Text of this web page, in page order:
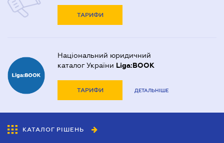
ТАРИФИ
Національний юридичний
каталог України Liga:BOOK
ТАРИФИ ДЕТАЛЬНІШЕ
КАТАЛОГ РІШЕНЬ